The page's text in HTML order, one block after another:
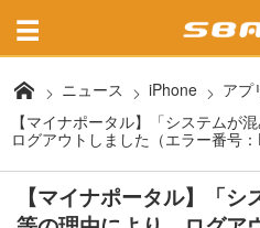
ニュース iPhone アプ
【マイナポータル】「システムが
ログアウトしました（エラー番号
【マイナポータル】「